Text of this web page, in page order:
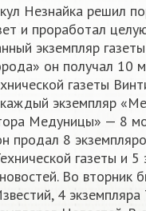
Незнайка решил
и проработал
экземпляр
он получал 10
газеты
экземпляр
Медуницы» — 8
продал 8
газеты и 5
Во вторник
4 экземпляра